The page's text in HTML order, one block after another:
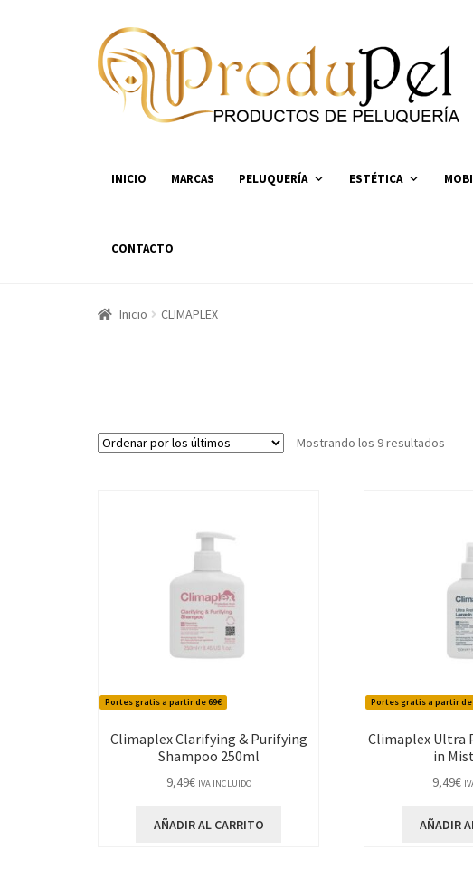
Ir
a
la
navegación
Ir
al
contenido
INICIO MARCAS PELUQUERÍA ESTÉTICA
CONTACTO
Inicio CLIMAPLEX
Mostrando los 9 resultados
Portes gratis a partir de 69€
Climaplex Clarifying & Purifying
Shampoo 250ml
9,49€ IVA INCLUIDO
AÑADIR AL CARRITO
Portes gratis a partir de
Climaplex Ultra
in
9,49€
AÑADIR